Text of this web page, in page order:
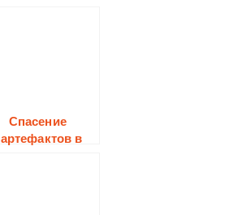
Спасение
артефактов в